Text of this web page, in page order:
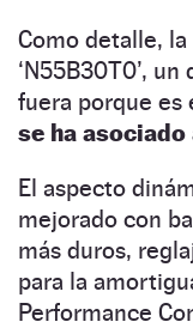
Como detalle,
‘N55B30T0’,
fuera porque es
se ha
El aspecto
mejorado con
más duros,
para la
Performance